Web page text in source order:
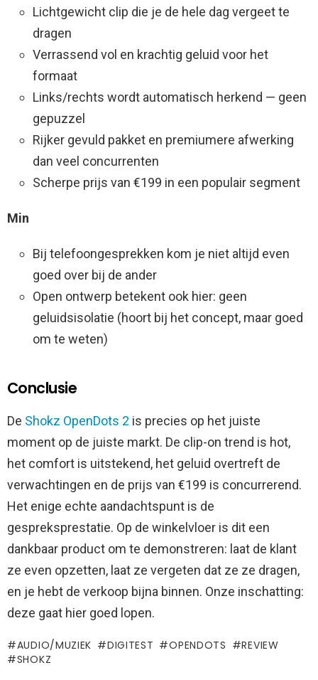
Lichtgewicht clip die je de hele dag vergeet te
dragen
Verrassend vol en krachtig geluid voor het
formaat
Links/rechts wordt automatisch herkend — geen
gepuzzel
Rijker gevuld pakket en premiumere afwerking
dan veel concurrenten
Scherpe prijs van €199 in een populair segment
Min
Bij telefoongesprekken kom je niet altijd even
goed over bij de ander
Open ontwerp betekent ook hier: geen
geluidsisolatie (hoort bij het concept, maar goed
om te weten)
Conclusie
De Shokz OpenDots 2 is precies op het juiste
moment op de juiste markt. De clip-on trend is hot,
het comfort is uitstekend, het geluid overtreft de
verwachtingen en de prijs van €199 is concurrerend.
Het enige echte aandachtspunt is de
gespreksprestatie. Op de winkelvloer is dit een
dankbaar product om te demonstreren: laat de klant
ze even opzetten, laat ze vergeten dat ze ze dragen,
en je hebt de verkoop bijna binnen. Onze inschatting:
deze gaat hier goed lopen.
AUDIO/MUZIEK DIGITEST OPENDOTS
REVIEW
SHOKZ